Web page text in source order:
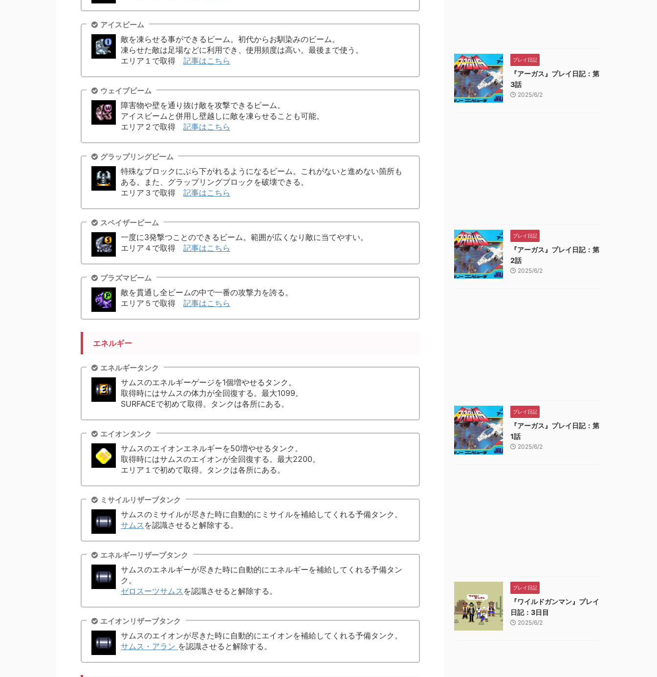
アイスビーム
敵を凍らせる事ができるビーム。初代からお馴染みのビーム。
凍らせた敵は足場などに利用でき、使用頻度は高い。最後まで使う。
エリア１で取得 記事はこちら
ウェイブビーム
障害物や壁を通り抜け敵を攻撃できるビーム。
アイスビームと併用し壁越しに敵を凍らせることも可能。
エリア２で取得 記事はこちら
グラップリングビーム
特殊なブロックにぶら下がれるようになるビーム。これがないと進めない箇所も
ある。また、グラップリングブロックを破壊できる。
エリア３で取得 記事はこちら
スペイザービーム
一度に3発撃つことのできるビーム。範囲が広くなり敵に当てやすい。
エリア４で取得 記事はこちら
プラズマビーム
敵を貫通し全ビームの中で一番の攻撃力を誇る。
エリア５で取得 記事はこちら
エネルギー
エネルギータンク
サムスのエネルギーゲージを1個増やせるタンク。
取得時にはサムスの体力が全回復する。最大1099。
SURFACEで初めて取得。タンクは各所にある。
エイオンタンク
サムスのエイオンエネルギーを50増やせるタンク。
取得時にはサムスのエイオンが全回復する。最大2200。
エリア１で初めて取得。タンクは各所にある。
ミサイルリザーブタンク
サムスのミサイルが尽きた時に自動的にミサイルを補給してくれる予備タンク。
サムス を認識させると解除する。
エネルギーリザーブタンク
サムスのエネルギーが尽きた時に自動的にエネルギーを補給してくれる予備タン
ク。
ゼロスーツサムス を認識させると解除する。
エイオンリザーブタンク
サムスのエイオンが尽きた時に自動的にエイオンを補給してくれる予備タンク。
サムス・アラン を認識させると解除する。
プレイ日記
『アーガス』プレイ日記：第
3話
2025/6/2
プレイ日記
『アーガス』プレイ日記：第
2話
2025/6/2
プレイ日記
『アーガス』プレイ日記：第
1話
2025/6/2
プレイ日記
『ワイルドガンマン』プレイ
日記：3日目
2025/6/2